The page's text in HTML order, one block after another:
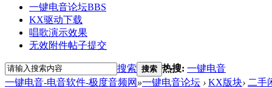
一键电音论坛BBS
KX驱动下载
唱歌演示效果
无效附件帖子提交
搜索 搜索 热搜: 一键电音
一键电音-电音软件-极度音频网 »一键电音论坛 › KX版块› 二手